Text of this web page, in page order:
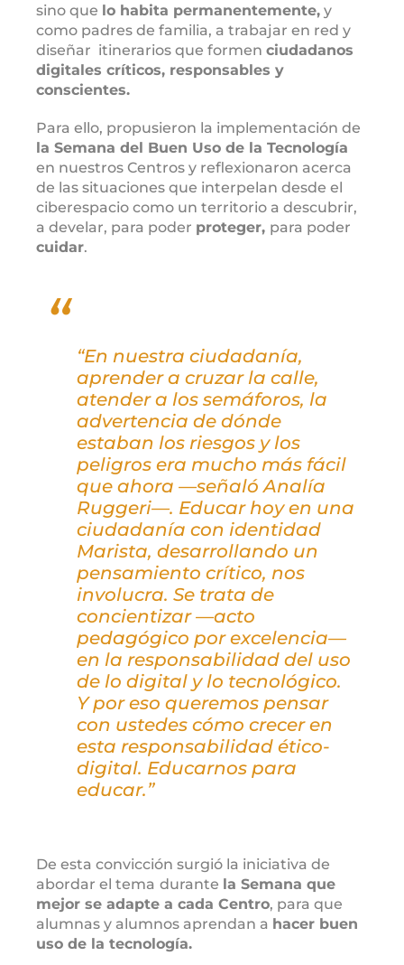
sino que lo habita permanentemente, y
como padres de familia, a trabajar en red y
diseñar itinerarios que formen ciudadanos
digitales críticos, responsables y
conscientes.
Para ello, propusieron la implementación de
la Semana del Buen Uso de la Tecnología
en nuestros Centros y reflexionaron acerca
de las situaciones que interpelan desde el
ciberespacio como un territorio a descubrir,
a develar, para poder proteger, para poder
cuidar.
“En nuestra ciudadanía,
aprender a cruzar la calle,
atender a los semáforos, la
advertencia de dónde
estaban los riesgos y los
peligros era mucho más fácil
que ahora —señaló Analía
Ruggeri—. Educar hoy en una
ciudadanía con identidad
Marista, desarrollando un
pensamiento crítico, nos
involucra. Se trata de
concientizar —acto
pedagógico por excelencia—
en la responsabilidad del uso
de lo digital y lo tecnológico.
Y por eso queremos pensar
con ustedes cómo crecer en
esta responsabilidad ético-
digital. Educarnos para
educar.”
De esta convicción surgió la iniciativa de
abordar el tema durante la Semana que
mejor se adapte a cada Centro, para que
alumnas y alumnos aprendan a hacer buen
uso de la tecnología.